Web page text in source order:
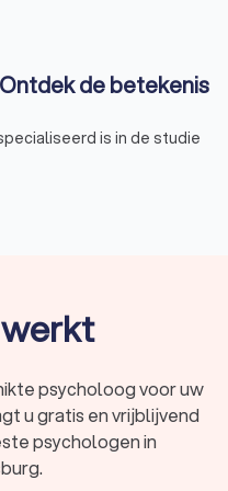
de betekenis
is in de studie
psycholoog?
kan zwaar zijn.
kan u
uw uitdagingen te
psycholoog voor uw
u gratis en vrijblijvend
psychologen in